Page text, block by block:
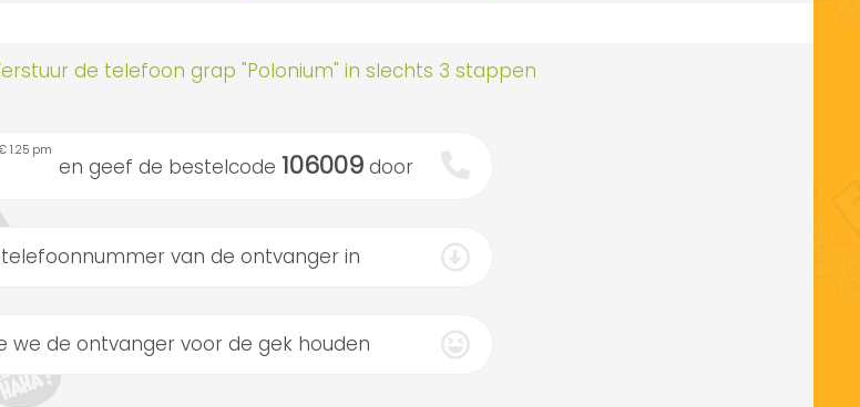
de telefoon grap "Polonium" in slechts 3 stappen
1.25 pm
en geef de bestelcode 106009 door
van de ontvanger in
we de ontvanger voor de gek houden